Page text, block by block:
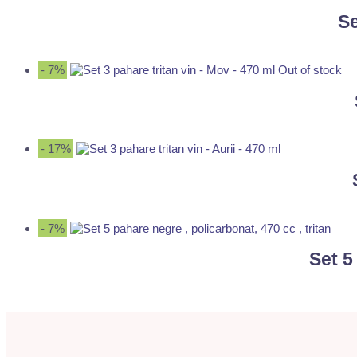
- 7% Out of stock
- 17%
- 7%
Set